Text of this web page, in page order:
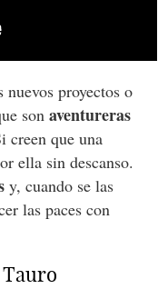
proyectos o
son aventureras
creen que una
ella sin descanso.
y, cuando se las
las paces con